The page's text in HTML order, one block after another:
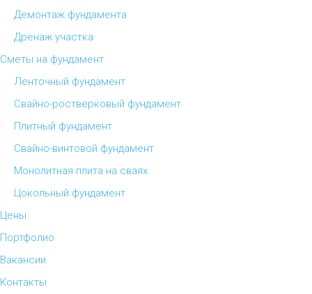
Демонтаж фундамента
Дренаж участка
Сметы на фундамент
Ленточный фундамент
Свайно-ростверковый фундамент
Плитный фундамент
Свайно-винтовой фундамент
Монолитная плита на сваях
Цокольный фундамент
Цены
Портфолио
Вакансии
Контакты